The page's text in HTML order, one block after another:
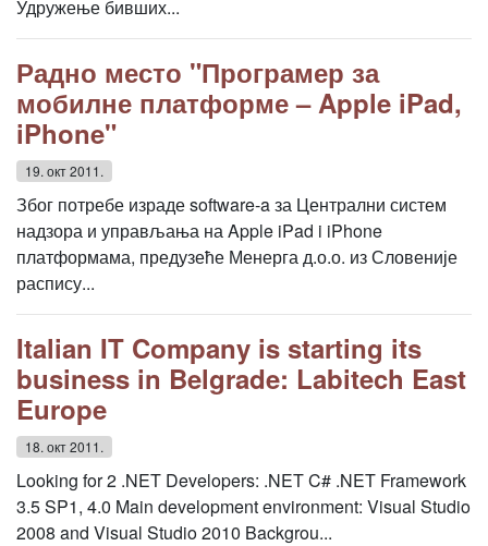
Удружење бивших...
Радно место "Програмер за
мобилне платформе – Apple iPad,
iPhone"
19. окт 2011.
Због потребе израде software-a за Централни систем
надзора и управљања на Apple iPad i iPhone
платформама, предузеће Менерга д.о.о. из Словеније
распису...
Italian IT Company is starting its
business in Belgrade: Labitech East
Europe
18. окт 2011.
Looking for 2 .NET Developers: .NET C# .NET Framework
3.5 SP1, 4.0 Main development environment: Visual Studio
2008 and Visual Studio 2010 Backgrou...